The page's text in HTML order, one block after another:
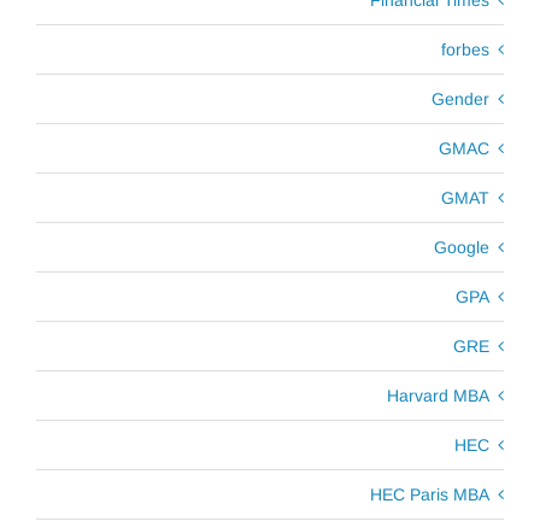
forbes
Gender
GMAC
GMAT
Google
GPA
GRE
Harvard MBA
HEC
HEC Paris MBA